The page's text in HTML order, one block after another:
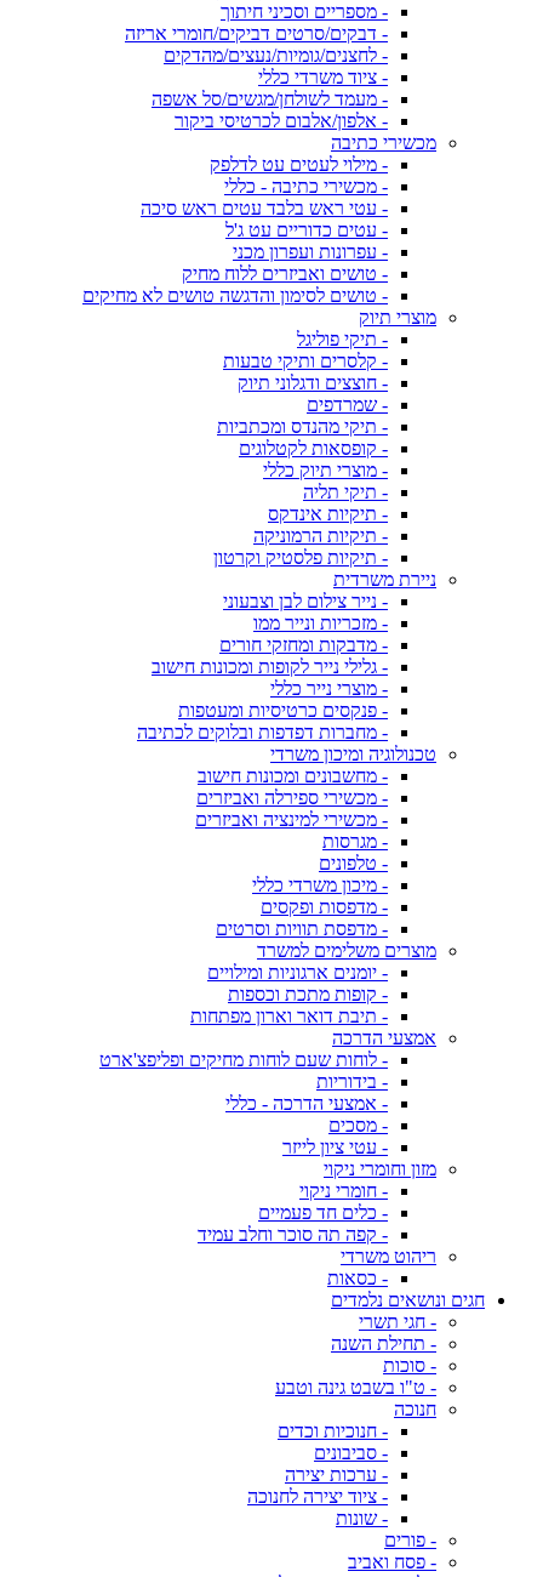
- מספריים וסכיני חיתוך
- דבקים/סרטים דביקים/חומרי אריזה
- לחצנים/גומיות/נעצים/מהדקים
- ציוד משרדי כללי
- מעמד לשולחן/מגשים/סל אשפה
- אלפון/אלבום לכרטיסי ביקור
מכשירי כתיבה
- מילוי לעטים עט לדלפק
- מכשירי כתיבה - כללי
- עטי ראש בלבד עטים ראש סיכה
- עטים כדוריים עט ג'ל
- עפרונות ועפרון מכני
- טושים ואביזרים ללוח מחיק
- טושים לסימון והדגשה טושים לא מחיקים
מוצרי תיוק
- תיקי פוליגל
- קלסרים ותיקי טבעות
- חוצצים ודגלוני תיוק
- שמרדפים
- תיקי מהנדס ומכתביות
- קופסאות לקטלוגים
- מוצרי תיוק כללי
- תיקי תליה
- תיקיות אינדקס
- תיקיות הרמוניקה
- תיקיות פלסטיק וקרטון
ניירת משרדית
- נייר צילום לבן וצבעוני
- מזכריות ונייר ממו
- מדבקות ומחזקי חורים
- גלילי נייר לקופות ומכונות חישוב
- מוצרי נייר כללי
- פנקסים כרטיסיות ומעטפות
- מחברות דפדפות ובלוקים לכתיבה
טכנולוגיה ומיכון משרדי
- מחשבונים ומכונות חישוב
- מכשירי ספירלה ואביזרים
- מכשירי למינציה ואביזרים
- מגרסות
- טלפונים
- מיכון משרדי כללי
- מדפסות ופקסים
- מדפסת תוויות וסרטים
מוצרים משלימים למשרד
- יומנים ארגוניות ומילויים
- קופות מתכת וכספות
- תיבת דואר וארון מפתחות
אמצעי הדרכה
- לוחות שעם לוחות מחיקים ופליפצ'ארט
- בידוריות
- אמצעי הדרכה - כללי
- מסכים
- עטי ציון לייזר
מזון וחומרי ניקוי
- חומרי ניקוי
- כלים חד פעמיים
- קפה תה סוכר וחלב עמיד
ריהוט משרדי
- כסאות
חגים ונושאים נלמדים
- חגי תשרי
- תחילת השנה
- סוכות
- ט"ו בשבט גינה וטבע
חנוכה
- חנוכיות וכדים
- סביבונים
- ערכות יצירה
- ציוד יצירה לחנוכה
- שונות
- פורים
- פסח ואביב